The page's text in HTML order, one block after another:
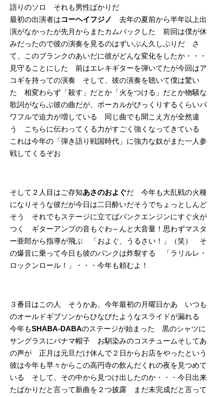
語りのソロ それも男性ばかりだ
最初の出演者はコーヘイフジノ
去年の夏前から半年以上出
演がなかったが先月からまたカムバックした 前回は僕が休
みだったので彼の演奏を見るのはずいぶん久しぶりだ さ
て、このブランクのあいだに彼がどんな変化をしたか・・・
見守ることにした 前はエレキギターを弾いてたが今回はア
コギを持っての演奏 そして、彼の演奏を聴いて僕は驚い
た 相変わらず「殺す」だとか「火をつける」だとか物騒な
歌詞がならぶ彼の曲だが、ボーカルがびっくりするくらいパ
ワフルで迫力が増している 同じ曲でも聞こえ方が全然違
う こちらに伝わってくる力がすごく強くなってきている
これは今年の「弾き語り戦国時代」に強力な奴がまた一人参
戦してくるぞお
そして２人目はご存知あさのおよぐだ 今年も大乱戦の火種
になりそうな彼だが今日は二日酔いだそうでちょっとしんど
そう それでもステージに立てばパンクエンジンにすぐ火が
つく ギターアンプの音もぐわ～んと大音量！思わずマスタ
ー亜郎から指導が飛ぶ 「およぐ、うるさい！」（笑） そ
の爆音に乗って今日も彼のパンクは炸裂する 「ラリルレ・
ロックンロール！」・・・今年も頼むよ！
３番目はこの人 そうかあ、今年最初の月曜日かあ いつも
のオールドギブソンからひなびたようなスライドが漏れる
今年もSHABA-DABAのステージが始まった 黒のシャツに
サングラスにパナマ帽子 お馴染みのコスチュームそしてあ
の声が 正月は元旦だけ休んで２日からお店をやったという
彼は今年も早々からこの高円寺の飲んだくれの夜を見つめて
いる そして、その中から見つけ出したのか・・・今日出来
たばかりだと言って新曲を２つ披露 まだ未完成だと言って